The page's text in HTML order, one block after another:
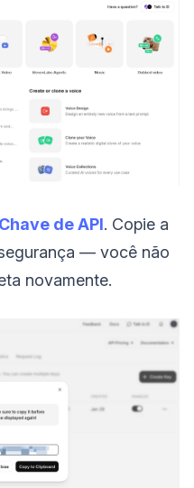
de API. Copie a
— você não
novamente.